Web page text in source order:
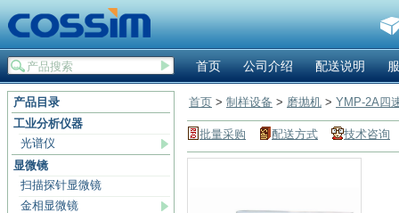
首页 公司介绍 配送说明
产品目录
工业分析仪器
光谱仪
显微镜
扫描探针显微镜
金相显微镜
首页 > 制样设备 > 磨抛机 > YMP-2A四
批量采购 配送方式 技术咨询